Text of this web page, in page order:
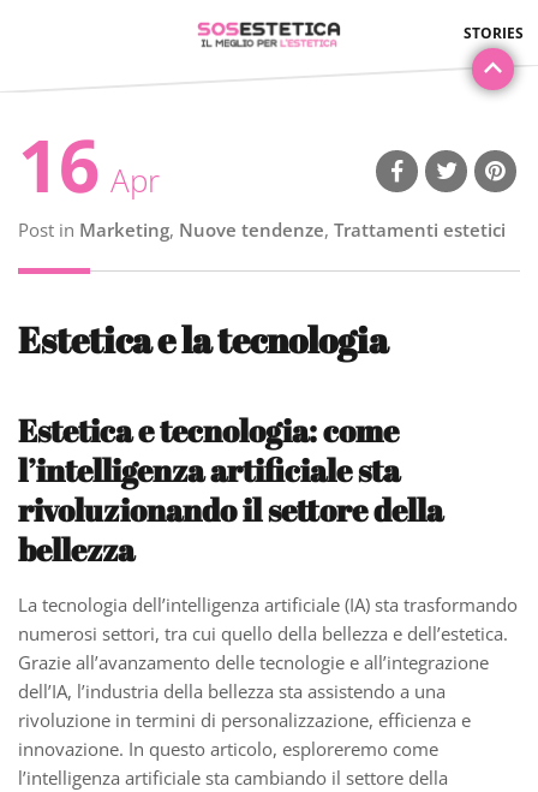
16 Apr
Post in Marketing, Nuove tendenze, Trattamenti estetici
Estetica e la tecnologia
Estetica e tecnologia: come
l’intelligenza artificiale sta
rivoluzionando il settore della
bellezza
La tecnologia dell’intelligenza artificiale (IA) sta trasformando
numerosi settori, tra cui quello della bellezza e dell’estetica.
Grazie all’avanzamento delle tecnologie e all’integrazione
dell’IA, l’industria della bellezza sta assistendo a una
rivoluzione in termini di personalizzazione, efficienza e
innovazione. In questo articolo, esploreremo come
l’intelligenza artificiale sta cambiando il settore della